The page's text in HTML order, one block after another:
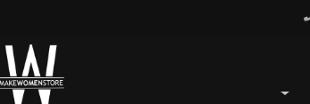
ga naar de men store